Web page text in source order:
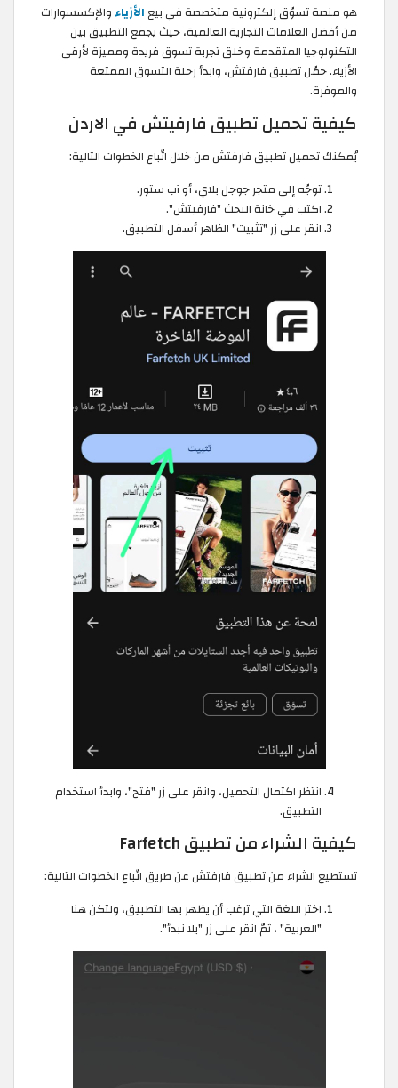
هو منصة تسوّق إلكترونية متخصصة في بيع الأزياء والإكسسوارات
من أفضل العلامات التجارية العالمية، حيث يجمع التطبيق بين
التكنولوجيا المتقدمة وخلق تجربة تسوق فريدة ومميزة لأرقى
الأزياء. حمّل تطبيق فارفتش، وابدأ رحلة التسوق الممتعة
والموفرة.
كيفية تحميل تطبيق فارفيتش في الاردن
يُمكنك تحميل تطبيق فارفتش من خلال اتّباع الخطوات التالية:
توجّه إلى متجر جوجل بلاي، أو آب ستور.
اكتب في خانة البحث "فارفيتش".
انقر على زر "تثبيت" الظاهر أسفل التطبيق.
انتظر اكتمال التحميل، وانقر على زر "فتح"، وابدأ استخدام
التطبيق.
⁠كيفية الشراء من تطبيق Farfetch
تستطيع الشراء من تطبيق فارفتش عن طريق اتّباع الخطوات التالية:
اختر اللغة التي ترغب أن يظهر بها التطبيق، ولتكن هنا
"العربية" ، ثمّ انقر على زر "يلا نبدأ".